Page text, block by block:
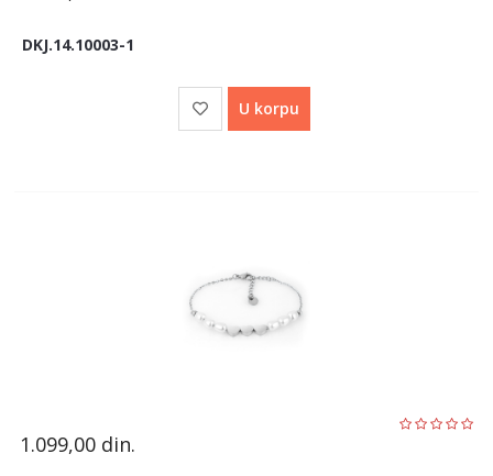
DKJ.14.10003-1
U korpu
1.099,00 din.